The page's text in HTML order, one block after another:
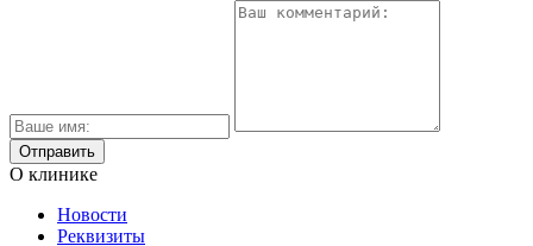
О клинике
Новости
Реквизиты